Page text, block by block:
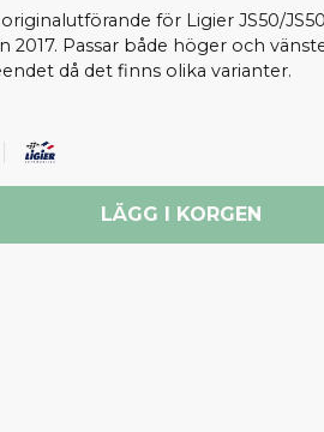
för Ligier JS50/
2017. Passar både höger och
då det finns olika varianter.
LÄGG I KORGEN